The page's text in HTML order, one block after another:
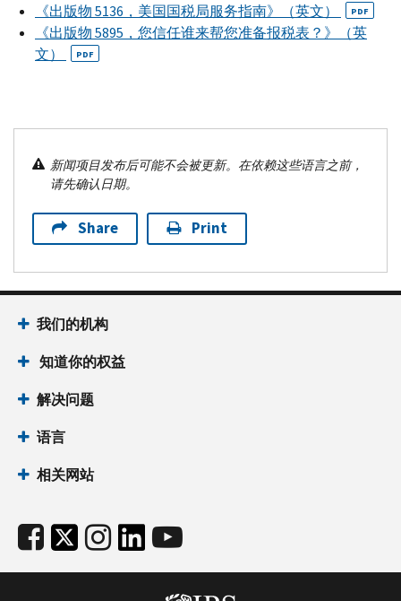
《出版物 5136，美国国税局服务指南》（英文） PDF
《出版物 5895，您信任谁来帮您准备报税表？》（英
文）
PDF
新闻项目发布后可能不会被更新。在依赖这些语言之前，
请先确认日期。
Share Print
我们的机构
知道你的权益
解决问题
语言
相关网站